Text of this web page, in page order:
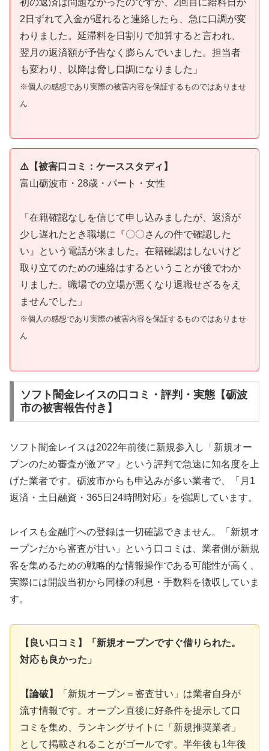
2日ずれて入金が遅れると連絡したら、急に口調が変
わりました。延滞料を日割りで加算すると言われ、
翌月の返済額が予告なく膨らんでいました。担当者
も変わり、以降は脅し口調になりました」
※個人の感想であり実際の被害内容を保証するものではありませ
ん
⚠️【被害口コミ：ケーススタディ】
富山砺波市・28歳・パート・女性
「在籍確認なしを信じて申し込みましたが、返済が
少し遅れたとき職場に『〇〇さんの件で確認した
い』という電話が来ました。在籍確認はしないけど
取り立てのための連絡はするということが後でわか
りました。職場での立場が悪くなり退職せざるをえ
ませんでした」
※個人の感想であり実際の被害内容を保証するものではありませ
ん
ソフト闇金レイスの口コミ・評判・実態【砺波
市の被害報告付き】
ソフト闇金レイスは2022年前後に新規参入し「新規オー
プンのため審査が激アマ」という評判で急速に知名度を上
げた業者です。砺波市からも申込みが多い業者で、「月1
返済・土日融資・365日24時間対応」を強調しています。
レイスも金融庁への登録は一切確認できません。「新規オ
ープンだから審査が甘い」という口コミは、業者側が新規
客を集めるための戦略的な情報操作である可能性が高く、
実際には開設当初から同様の利息・手数料を徴収していま
す。
【良い口コミ】「新規オープンですぐ借りられた。
対応も良かった」
【論破】
「新規オープン＝審査甘い」は業者自身が
流す情報です。オープン直後に好条件を提示して口
コミを集め、ランキングサイトに「新規推奨業者」
として掲載されることがゴールです。半年後も1年後